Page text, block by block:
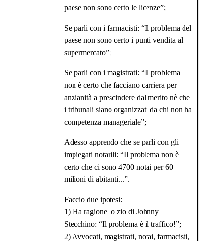
paese non sono certo le licenze”;
Se parli con i farmacisti: “Il problema del
paese non sono certo i punti vendita al
supermercato”;
Se parli con i magistrati: “Il problema
non è certo che facciano carriera per
anzianità a prescindere dal merito nè che
i tribunali siano organizzati da chi non ha
competenza manageriale”;
Adesso apprendo che se parli con gli
impiegati notarili: “Il problema non è
certo che ci sono 4700 notai per 60
milioni di abitanti...”.
Faccio due ipotesi:
1) Ha ragione lo zio di Johnny
Stecchino: “Il problema è il traffico!”;
2) Avvocati, magistrati, notai, farmacisti,